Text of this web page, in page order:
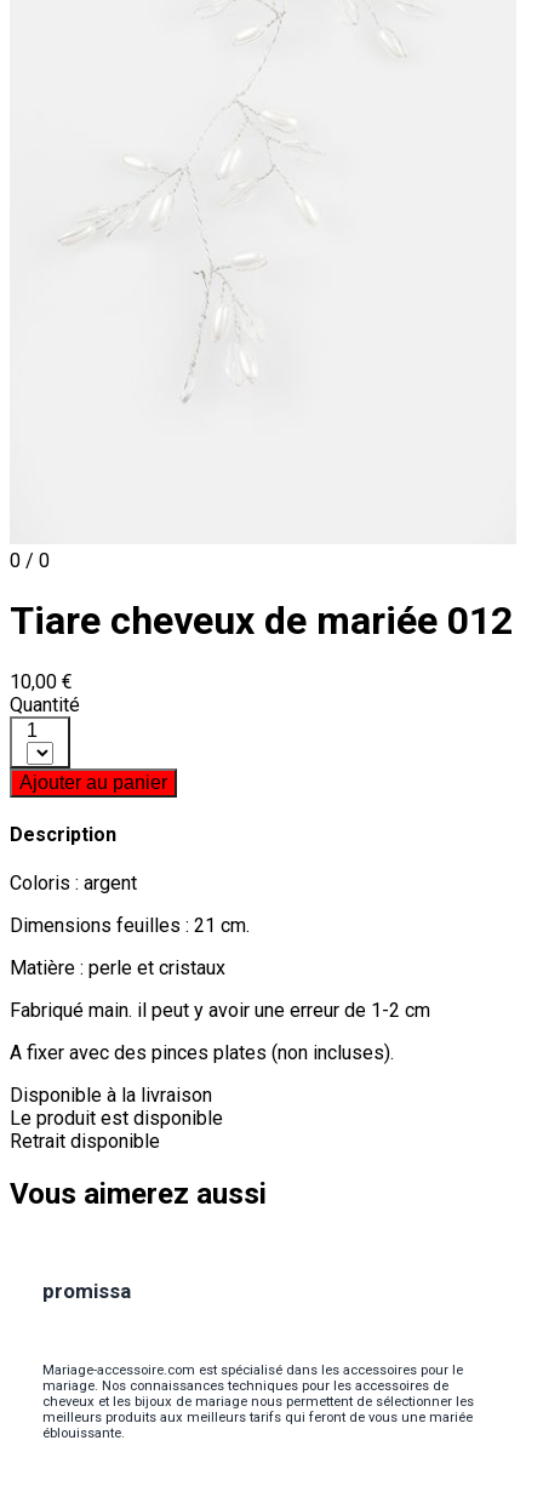
0 / 0
Tiare cheveux de mariée 012
10,00 €
Quantité
1
Ajouter au panier
Description
Coloris : argent
Dimensions feuilles : 21 cm.
Matière : perle et cristaux
Fabriqué main. il peut y avoir une erreur de 1-2 cm
A fixer avec des pinces plates (non incluses).
Disponible à la livraison
Le produit est disponible
Retrait disponible
Vous aimerez aussi
promissa
Mariage-accessoire.com est spécialisé dans les accessoires pour le
mariage. Nos connaissances techniques pour les accessoires de
cheveux et les bijoux de mariage nous permettent de sélectionner les
meilleurs produits aux meilleurs tarifs qui feront de vous une mariée
éblouissante.